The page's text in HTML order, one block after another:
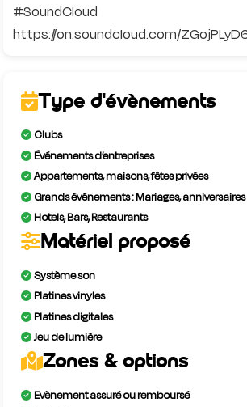
#SoundCloud
Type d'évènements
Clubs
Événements d’entreprises
Appartements, maisons, fêtes privées
Grands événements : Mariages, anniversaires
Hotels, Bars, Restaurants
Matériel proposé
Système son
Platines vinyles
Platines digitales
Jeu de lumière
Zones & options
Evènement assuré ou remboursé